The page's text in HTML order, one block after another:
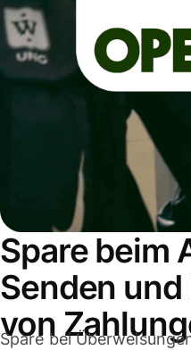
Spare beim
Senden
von
Spare bei